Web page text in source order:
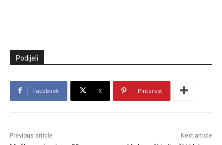
Podijeli
Facebook X Pinterest
Previous article Next article